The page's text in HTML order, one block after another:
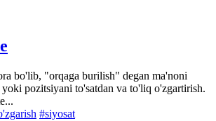
bo'lib, "orqaga burilish" degan ma'noni
pozitsiyani to'satdan va to'liq o'zgartirish.
#siyosat